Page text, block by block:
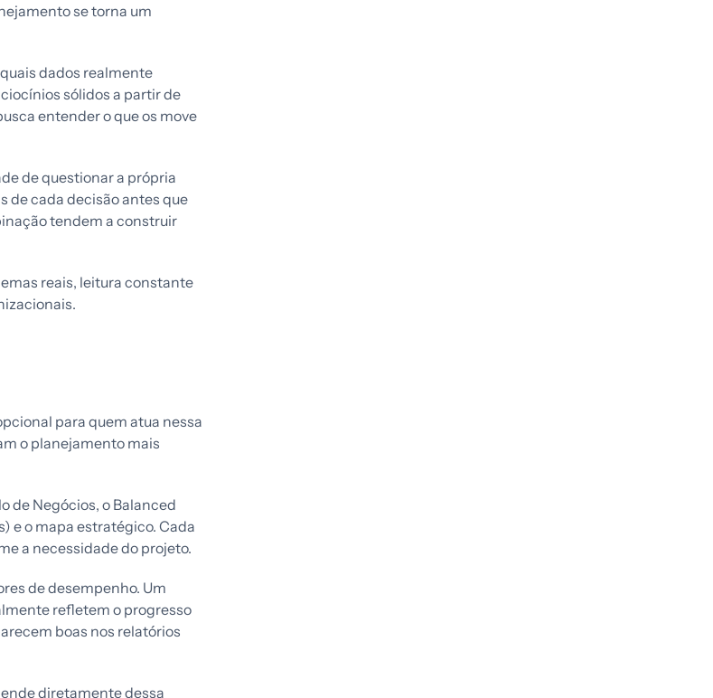
se torna um
dados realmente
sólidos a partir de
entender o que os move
de questionar a própria
de cada decisão antes que
tendem a construir
reais, leitura constante
para quem atua nessa
o planejamento mais
de Negócios, o Balanced
e o mapa estratégico. Cada
a necessidade do projeto.
de desempenho. Um
refletem o progresso
boas nos relatórios
diretamente dessa